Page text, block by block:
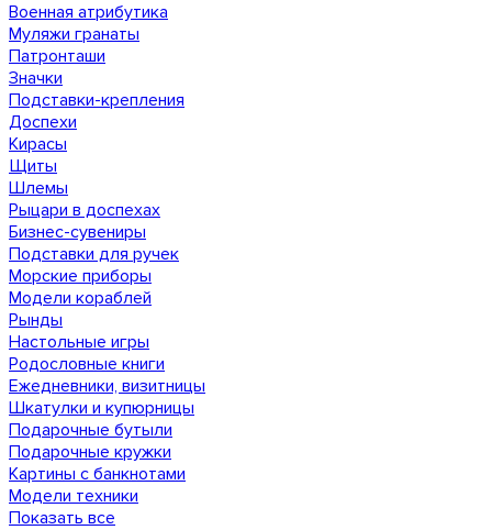
Военная атрибутика
Муляжи гранаты
Патронташи
Значки
Подставки-крепления
Доспехи
Кирасы
Щиты
Шлемы
Рыцари в доспехах
Бизнес-сувениры
Подставки для ручек
Морские приборы
Модели кораблей
Рынды
Настольные игры
Родословные книги
Ежедневники, визитницы
Шкатулки и купюрницы
Подарочные бутыли
Подарочные кружки
Картины с банкнотами
Модели техники
Показать все